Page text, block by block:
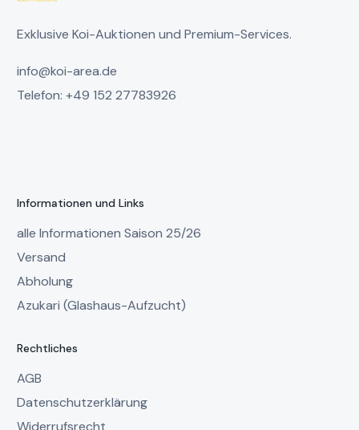
Exklusive Koi-Auktionen und Premium-Services.
info@koi-area.de
Telefon: +49 152 27783926
Informationen und Links
alle Informationen Saison 25/26
Versand
Abholung
Azukari (Glashaus-Aufzucht)
Rechtliches
AGB
Datenschutzerklärung